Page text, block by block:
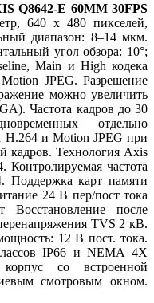
Q8642-E 60MM 30FPS
640 x 480 пикселей,
диапазон: 8–14 мкм.
угол обзора: 10°;
Main и High кодека
JPEG. Разрешение
можно увеличить
Частота кадров до 30
отдельно
H.264 и Motion JPEG при
кадров. Технология Axis
Контролируемая частота
Поддержка карт памяти
24 В пер/пост тока
после
TVS 2 кВ.
12 В пост. тока.
IP66 и NEMA 4X
со встроенной
смотровым окном.